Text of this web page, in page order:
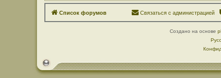
Список форумов Связаться с администрацией
Создано на основе